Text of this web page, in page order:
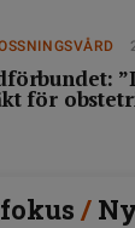
för
/